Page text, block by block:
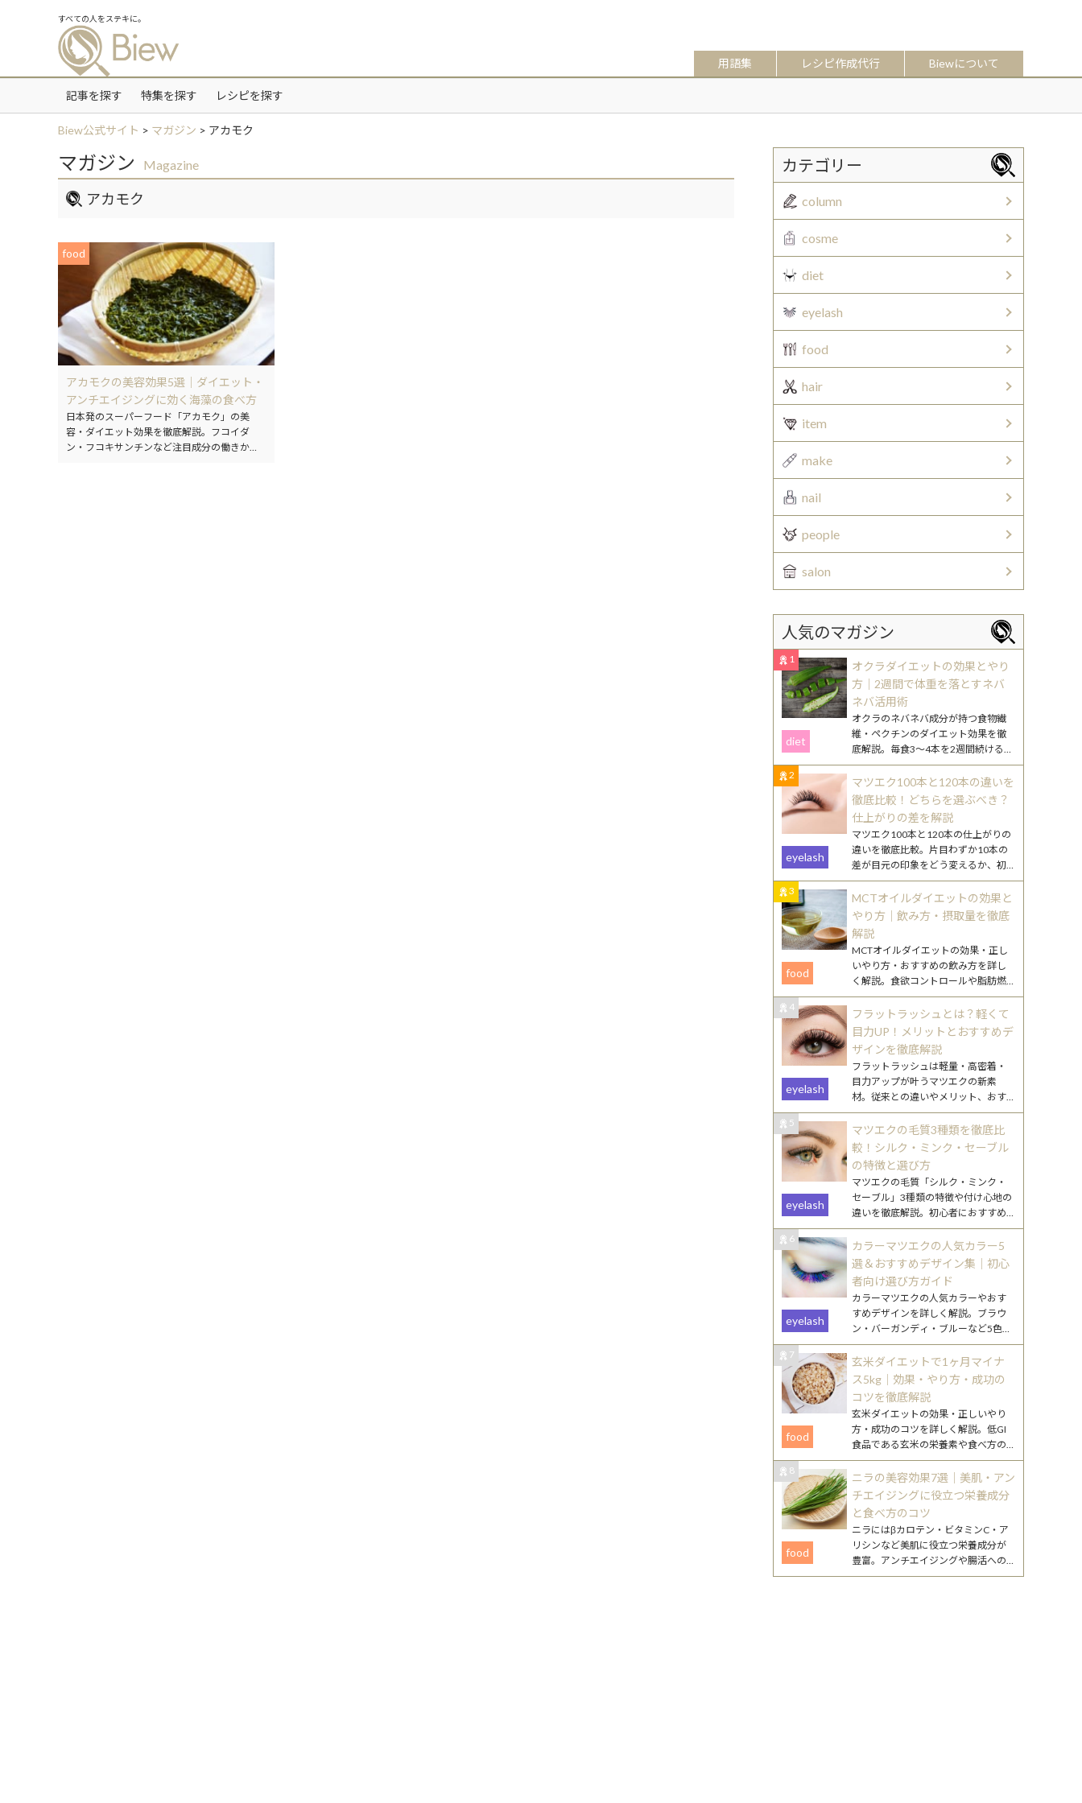
すべての人をステキに。
用語集 レシピ作成代行 Biewについて
記事を探す 特集を探す レシピを探す
Biew公式サイト > マガジン > アカモク
マガジン Magazine
アカモク
food
アカモクの美容効果5選｜ダイエット・
アンチエイジングに効く海藻の食べ方
日本発のスーパーフード「アカモク」の美
容・ダイエット効果を徹底解説。フコイダ
ン・フコキサンチンなど注目成分の働きか
カテゴリー
column
cosme
diet
eyelash
food
hair
item
make
nail
people
salon
人気のマガジン
1
オクラダイエットの効果とやり
方｜2週間で体重を落とすネバ
ネバ活用術
diet
オクラのネバネバ成分が持つ食物繊
維・ペクチンのダイエット効果を徹
底解説。毎食3〜4本を2週間続けるや
り方や、効果を高める食べ合わせ・
調理のコツを紹介します。
2
マツエク100本と120本の違いを
徹底比較！どちらを選ぶべき？
仕上がりの差を解説
eyelash
マツエク100本と120本の仕上がりの
違いを徹底比較。片目わずか10本の
差が目元の印象をどう変えるか、初
心者向けの選び方やまつ毛ケアのポ
イントも詳しく解説します。
3
MCTオイルダイエットの効果と
やり方｜飲み方・摂取量を徹底
解説
food
MCTオイルダイエットの効果・正し
いやり方・おすすめの飲み方を詳し
く解説。食欲コントロールや脂肪燃
焼のメカニズムから、毎日続けるコ
ツまで丁寧にご紹介します。
4
フラットラッシュとは？軽くて
目力UP！メリットとおすすめデ
ザインを徹底解説
eyelash
フラットラッシュは軽量・高密着・
目力アップが叶うマツエクの新素
材。従来との違いやメリット、おす
すめデザインをわかりやすく解説し
ます。
5
マツエクの毛質3種類を徹底比
較！シルク・ミンク・セーブル
の特徴と選び方
eyelash
マツエクの毛質「シルク・ミンク・
セーブル」3種類の特徴や付け心地の
違いを徹底解説。初心者におすすめ
の選び方や、なりたい目元別のポイ
ントもご紹介します。
6
カラーマツエクの人気カラー5
選＆おすすめデザイン集｜初心
者向け選び方ガイド
eyelash
カラーマツエクの人気カラーやおす
すめデザインを詳しく解説。ブラウ
ン・バーガンディ・ブルーなど5色の
特徴と、初心者でも挑戦しやすい取
り入れ方を紹介します。
7
玄米ダイエットで1ヶ月マイナ
ス5kg｜効果・やり方・成功の
コツを徹底解説
food
玄米ダイエットの効果・正しいやり
方・成功のコツを詳しく解説。低GI
食品である玄米の栄養素や食べ方の
工夫、注意点まで、無理なく続ける
ためのポイントをまとめました。
8
ニラの美容効果7選｜美肌・アン
チエイジングに役立つ栄養成分
と食べ方のコツ
food
ニラにはβカロテン・ビタミンC・ア
リシンなど美肌に役立つ栄養成分が
豊富。アンチエイジングや腸活への
働きが期待できるニラの美容効果